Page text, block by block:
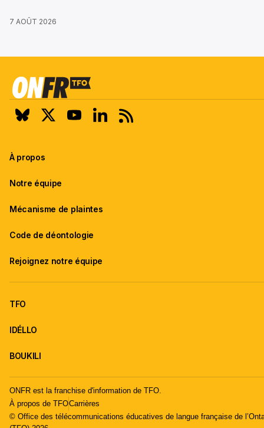
7 AOÛT 2026
À propos
Notre équipe
Mécanisme de plaintes
Code de déontologie
Rejoignez notre équipe
TFO
IDÉLLO
BOUKILI
ONFR est la franchise d'information de TFO.
À propos de TFOCarrières
© Office des télécommunications éducatives de langue française de